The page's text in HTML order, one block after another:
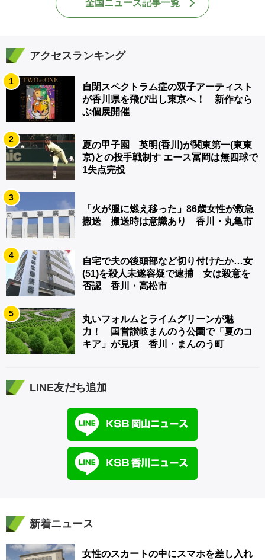
全国ニュース記事一覧
アクセスランキング
1
自閉スペクトラム症の双子アーティスト
が香川県を飛び出し東京へ！ 新作なら
ぶ個展開催
2
夏の甲子園 英明(香川)が関東第一(東東
京)との投手戦制す エース冨岡は無四球で
1失点完投
3
「火が服に燃え移った」86歳女性が救急
搬送 搬送時は意識あり 香川・丸亀市
4
自宅で夫の後頭部など切り付けたか…女
(51)を殺人未遂容疑で逮捕 女は殺意を
否認 香川・高松市
5
丸いフォルムとライムグリーンが魅
力！ 国営讃岐まんのう公園で「夏のコ
キア」が見頃 香川・まんのう町
LINE友だち追加
新着ニュース
女性のスカートの中にスマホを差し入れ